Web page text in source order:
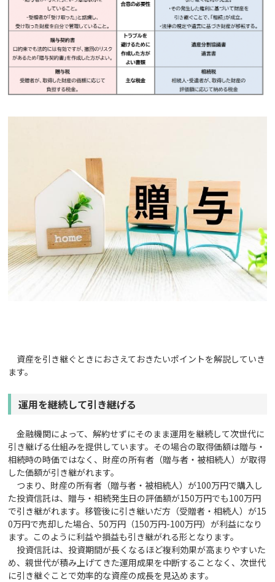
資産を引き継ぐときにおさえておきたいポイントを解説していき
ます。
運用を継続して引き継げる
金融機関によって、解約せずにそのまま運用を継続して次世代に
引き継げる仕組みを提供しています。その場合の取得価額は贈与・
相続時の時価ではなく、財産の所有者（贈与者・被相続人）が取得
した価額が引き継がれます。
つまり、財産の所有者（贈与者・被相続人）が100万円で購入し
た投資信託は、贈与・相続発生日の評価額が150万円でも100万円
で引き継がれます。移管後に引き継いだ方（受贈者・相続人）が15
0万円で売却した場合、50万円（150万円-100万円）が利益になり
ます。このように利益や損益も引き継がれる形となります。
投資信託は、投資期間が長くなるほど複利効果が高まりやすいた
め、親世代が積み上げてきた運用成果を中断することなく、次世代
に引き継ぐことで効率的な資産の成長を見込めます。